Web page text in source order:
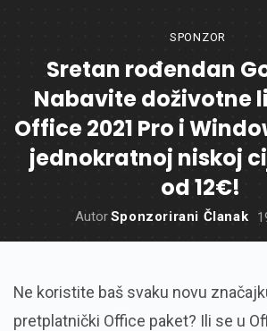
SPONZOR
Sretan rođendan
Nabavite doživotne
Office 2021 Pro i
jednokratnoj niskoj
od 12€!
AutorSponzorirani Članak
Ne koristite baš svaku novu
pretplatnički Office paket? Ili se u